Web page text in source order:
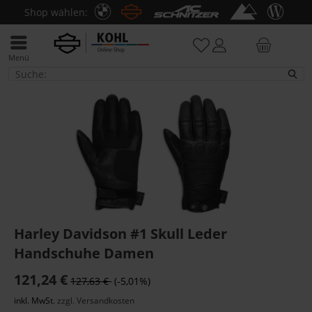
Shop wählen:
Menü
Handschuhe
Harley Davidson #1 Skull Leder
Handschuhe Damen
121,24 € 127,63 € (-5,01%)
inkl. MwSt. zzgl. Versandkosten